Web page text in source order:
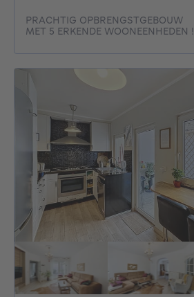
PRACHTIG OPBRENGSTGEBOUW
MET 5 ERKENDE WOONEENHEDEN !